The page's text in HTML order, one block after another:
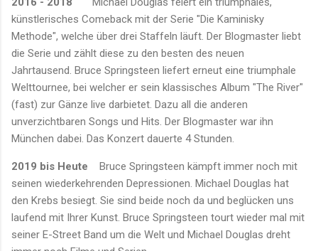
künstlerisches Comeback mit der Serie "Die Kaminisky
Methode", welche über drei Staffeln läuft. Der Blogmaster liebt
die Serie und zählt diese zu den besten des neuen
Jahrtausend. Bruce Springsteen liefert erneut eine triumphale
Welttournee, bei welcher er sein klassisches Album "The River"
(fast) zur Gänze live darbietet. Dazu all die anderen
unverzichtbaren Songs und Hits. Der Blogmaster war ihn
München dabei. Das Konzert dauerte 4 Stunden.
2019 bis Heute Bruce Springsteen kämpft immer noch mit
seinen wiederkehrenden Depressionen. Michael Douglas hat
den Krebs besiegt. Sie sind beide noch da und beglücken uns
laufend mit Ihrer Kunst. Bruce Springsteen tourt wieder mal mit
seiner E-Street Band um die Welt und Michael Douglas dreht